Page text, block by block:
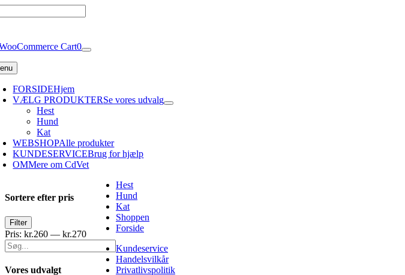
to
Cart0
FORSIDEHjem
VÆLG PRODUKTERSe vores udvalg
Hest
Hund
Kat
WEBSHOPAlle produkter
KUNDESERVICEBrug for hjælp
OMMere om CdVet
Sortere efter pris
Mindste
pris
Højeste
pris
Filter
Pris: kr.260 — kr.270
Vores udvalgt
Hest
Hund
Kat
Shoppen
Forside
Kundeservice
Handelsvilkår
Privatlivspolitik